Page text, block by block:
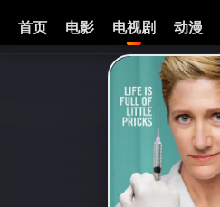
首页 电影 电视剧 动漫